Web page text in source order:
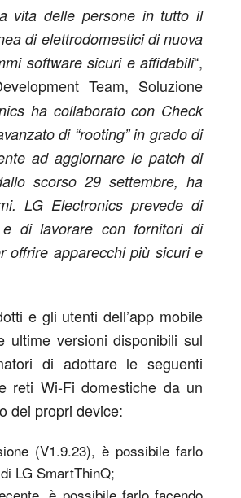
vita delle persone in tutto il
di elettrodomestici di nuova
software sicuri e affidabili“,
Team, Soluzione
ha collaborato con Check
di “rooting” in grado di
ad aggiornare le patch di
scorso 29 settembre, ha
LG Electronics prevede di
di lavorare con fornitori di
offrire apparecchi più sicuri e
e gli utenti dell’app mobile
ultime versioni disponibili sul
di adottare le seguenti
reti Wi-Fi domestiche da un
dei propri device:
(V1.9.23), è possibile farlo
LG SmartThinQ;